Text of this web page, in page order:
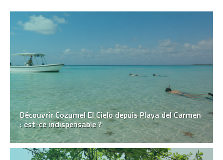
Découvrir Cozumel El Cielo depuis Playa del Carmen
: est-ce indispensable ?